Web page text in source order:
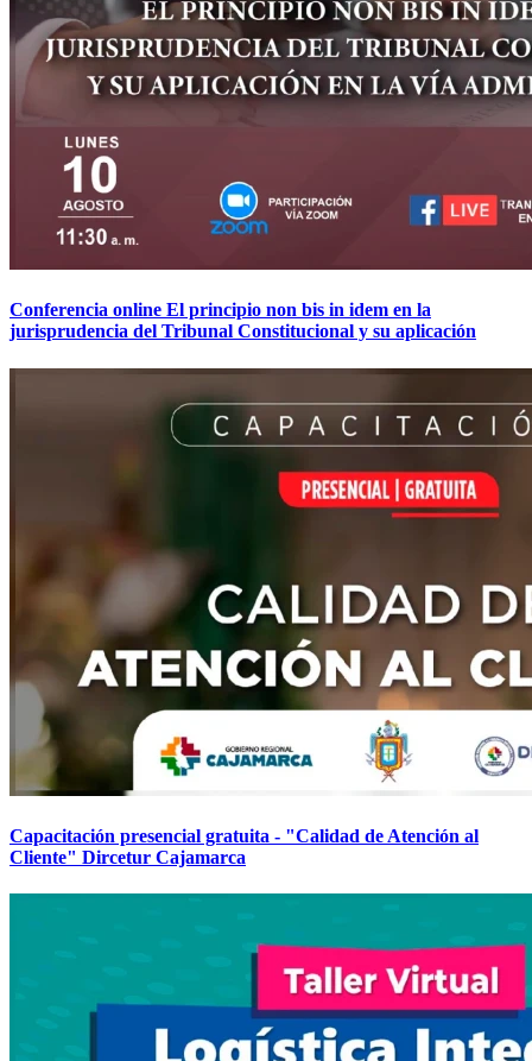
Conferencia online El principio non bis in idem en la
jurisprudencia del Tribunal Constitucional y su aplicación
Capacitación presencial gratuita - "Calidad de Atención al
Cliente" Dircetur Cajamarca